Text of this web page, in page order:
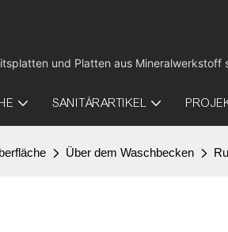
und Platten aus
SANITÄRARTIKEL
Über dem Waschbecken